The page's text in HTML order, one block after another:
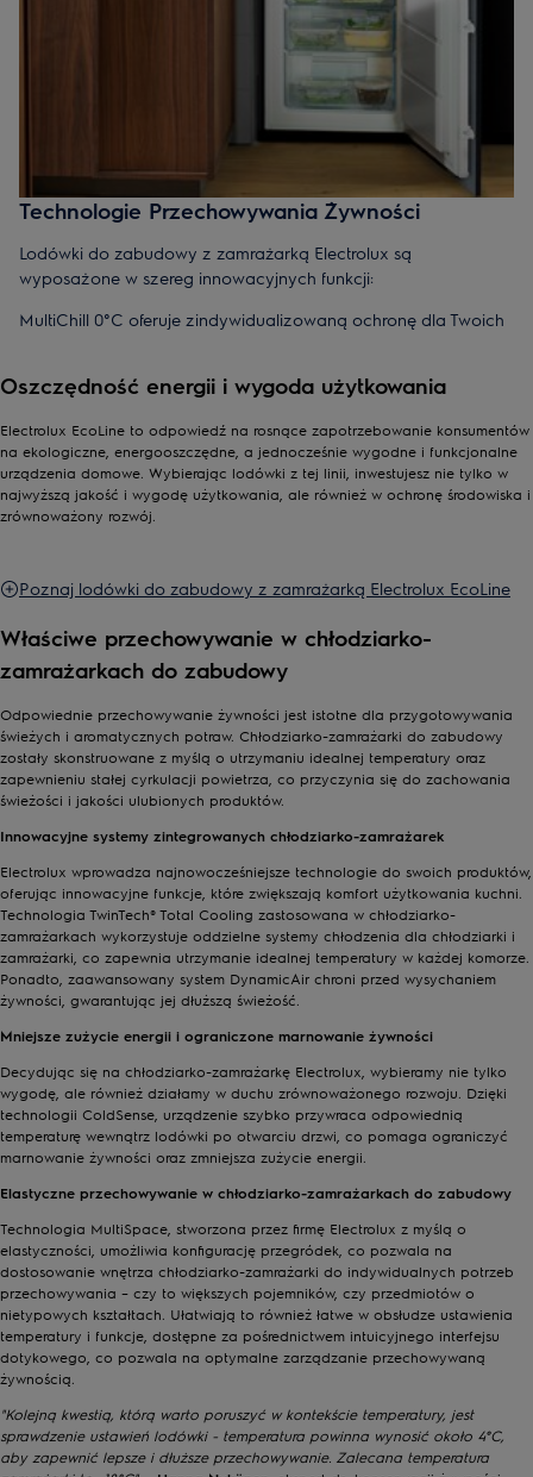
Technologie Przechowywania Żywności
Lodówki do zabudowy z zamrażarką Electrolux są
wyposażone w szereg innowacyjnych funkcji:
MultiChill 0°C oferuje zindywidualizowaną ochronę dla Twoich
Cooling 360° zapewnia równomierny rozkład chłodzonego
temperatura jest stabilna, a żywność dłużej świeża.
System TwinTech® No Frost Plus z osobnymi obiegami
chłodzenia dla lodówki i zamrażarki zapobiega powstawaniu
szronu i utrzymuje optymalny poziom wilgotności, chroniąc
zachowują do 95% swoich witamin, dzięki idealnie szczelnemu
Wbudowany w lodówki z linii EcoLine Ecometer pomaga w
monitorowaniu i zarządzaniu zużyciem energii, umożliwiając
Oszczędność energii i wygoda użytkowania
Electrolux EcoLine to odpowiedź na rosnące zapotrzebowanie konsumentów
na ekologiczne, energooszczędne, a jednocześnie wygodne i funkcjonalne
urządzenia domowe. Wybierając lodówki z tej linii, inwestujesz nie tylko w
najwyższą jakość i wygodę użytkowania, ale również w ochronę środowiska i
zrównoważony rozwój.
Poznaj lodówki do zabudowy z zamrażarką Electrolux EcoLine
Właściwe przechowywanie w chłodziarko-
zamrażarkach do zabudowy
Odpowiednie przechowywanie żywności jest istotne dla przygotowywania
świeżych i aromatycznych potraw. Chłodziarko-zamrażarki do zabudowy
zostały skonstruowane z myślą o utrzymaniu idealnej temperatury oraz
zapewnieniu stałej cyrkulacji powietrza, co przyczynia się do zachowania
świeżości i jakości ulubionych produktów.
Innowacyjne systemy zintegrowanych chłodziarko-zamrażarek
Electrolux wprowadza najnowocześniejsze technologie do swoich produktów,
oferując innowacyjne funkcje, które zwiększają komfort użytkowania kuchni.
Technologia TwinTech® Total Cooling zastosowana w chłodziarko-
zamrażarkach wykorzystuje oddzielne systemy chłodzenia dla chłodziarki i
zamrażarki, co zapewnia utrzymanie idealnej temperatury w każdej komorze.
Ponadto, zaawansowany system DynamicAir chroni przed wysychaniem
żywności, gwarantując jej dłuższą świeżość.
Mniejsze zużycie energii i ograniczone marnowanie żywności
Decydując się na chłodziarko-zamrażarkę Electrolux, wybieramy nie tylko
wygodę, ale również działamy w duchu zrównoważonego rozwoju. Dzięki
technologii ColdSense, urządzenie szybko przywraca odpowiednią
temperaturę wewnątrz lodówki po otwarciu drzwi, co pomaga ograniczyć
marnowanie żywności oraz zmniejsza zużycie energii.
Elastyczne przechowywanie w chłodziarko-zamrażarkach do zabudowy
Technologia MultiSpace, stworzona przez firmę Electrolux z myślą o
elastyczności, umożliwia konfigurację przegródek, co pozwala na
dostosowanie wnętrza chłodziarko-zamrażarki do indywidualnych potrzeb
przechowywania – czy to większych pojemników, czy przedmiotów o
nietypowych kształtach. Ułatwiają to również łatwe w obsłudze ustawienia
temperatury i funkcje, dostępne za pośrednictwem intuicyjnego interfejsu
dotykowego, co pozwala na optymalne zarządzanie przechowywaną
żywnością.
"Kolejną kwestią, którą warto poruszyć w kontekście temperatury, jest
sprawdzenie ustawień lodówki - temperatura powinna wynosić około 4°C,
aby zapewnić lepsze i dłuższe przechowywanie. Zalecana temperatura